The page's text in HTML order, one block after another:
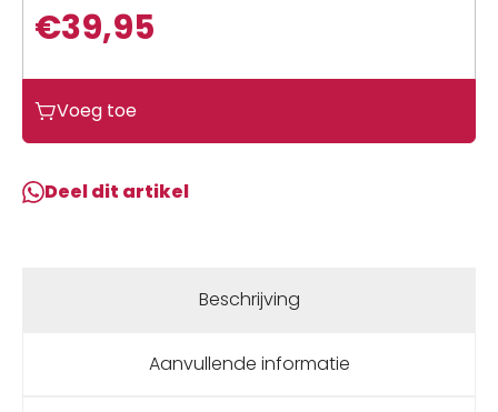
€39,95
Voeg toe
Deel dit artikel
Beschrijving
Aanvullende informatie